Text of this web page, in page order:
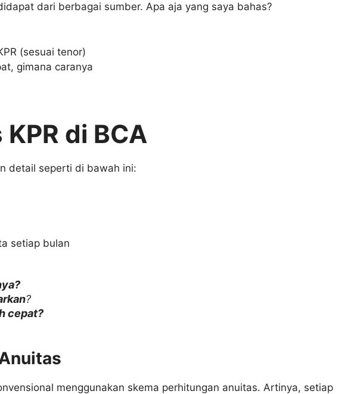
dari berbagai sumber. Apa aja yang saya bahas?
(sesuai tenor)
gimana caranya
di BCA
detail seperti di bawah ini:
setiap bulan
?
cepat?
menggunakan skema perhitungan anuitas. Artinya, setiap